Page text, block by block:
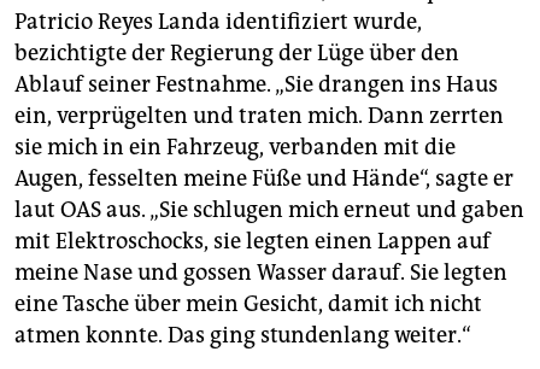
Patricio Reyes Landa identifiziert wurde,
bezichtigte der Regierung der Lüge über den
Ablauf seiner Festnahme. „Sie drangen ins Haus
ein, verprügelten und traten mich. Dann zerrten
sie mich in ein Fahrzeug, verbanden mit die
Augen, fesselten meine Füße und Hände“, sagte er
laut OAS aus. „Sie schlugen mich erneut und gaben
mit Elektroschocks, sie legten einen Lappen auf
meine Nase und gossen Wasser darauf. Sie legten
eine Tasche über mein Gesicht, damit ich nicht
atmen konnte. Das ging stundenlang weiter.“